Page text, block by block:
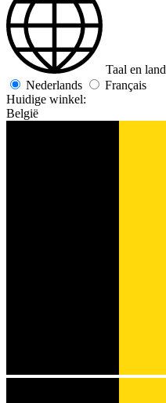
Taal en land
Nederlands
Français
Huidige winkel:
België